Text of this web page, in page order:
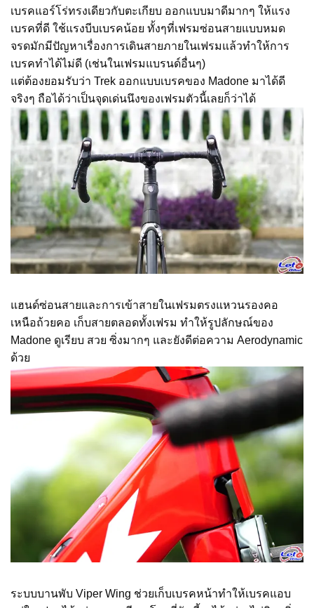
เบรคแอร์โร่ทรงเดียวกับตะเกียบ ออกแบบมาดีมากๆ ให้แรง
เบรคที่ดี ใช้แรงบีบเบรคน้อย ทั้งๆที่เฟรมซ่อนสายแบบหมด
จรดมักมีปัญหาเรื่องการเดินสายภายในเฟรมแล้วทำให้การ
เบรคทำได้ไม่ดี (เช่นในเฟรมแบรนด์อื่นๆ)
แต่ต้องยอมรับว่า Trek ออกแบบเบรคของ Madone มาได้ดี
จริงๆ ถือได้ว่าเป็นจุดเด่นนึงของเฟรมตัวนี้เลยก็ว่าได้
แฮนด์ซ่อนสายและการเข้าสายในเฟรมตรงแหวนรองคอ
เหนือถ้วยคอ เก็บสายตลอดทั้งเฟรม ทำให้รูปลักษณ์ของ
Madone ดูเรียบ สวย ซิ่งมากๆ และยังดีต่อความ Aerodynamic
ด้วย
ระบบบานพับ Viper Wing ช่วยเก็บเบรคหน้าทำให้เบรคแอบ